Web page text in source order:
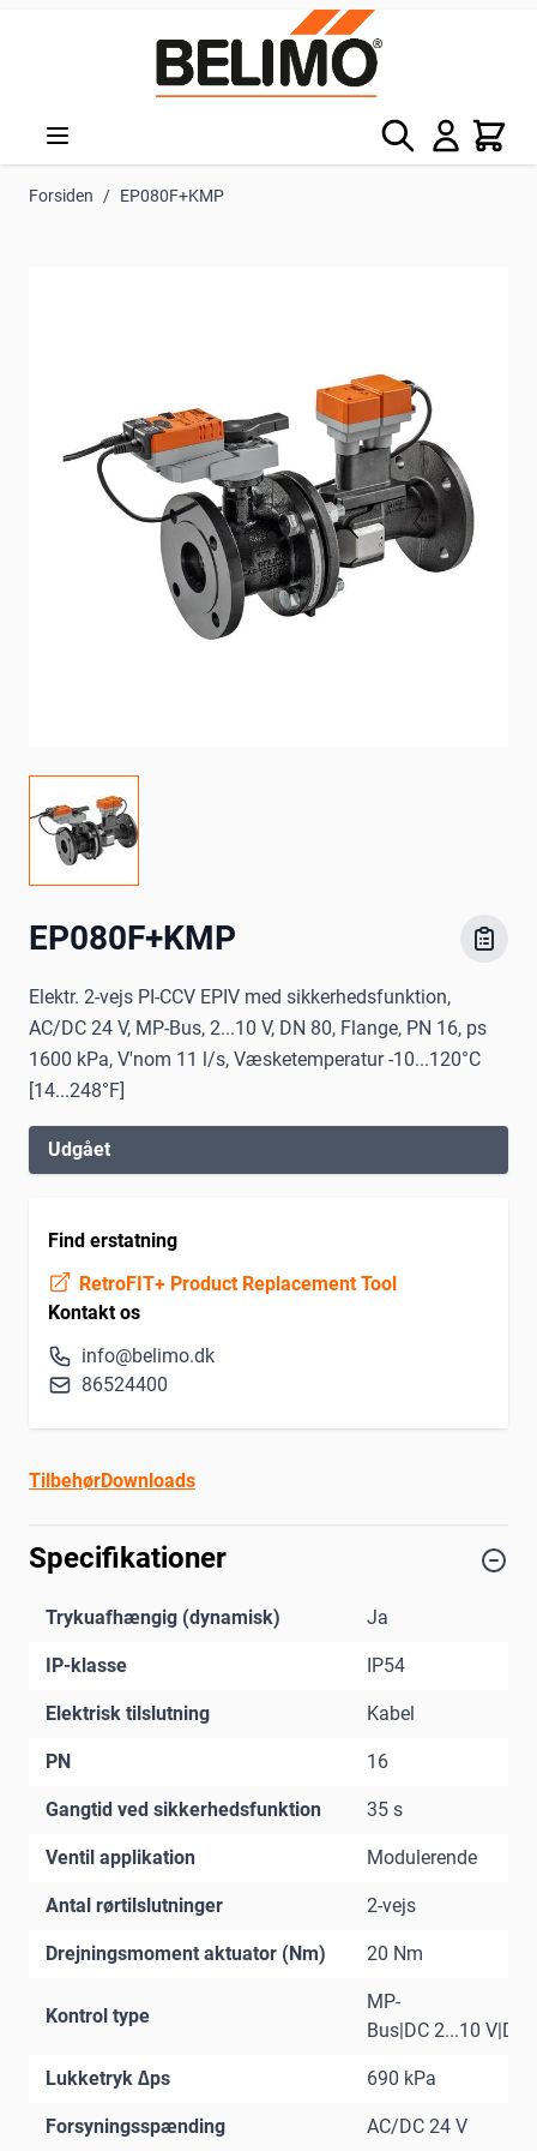
Søg Kurv
Forsiden / EP080F+KMP
EP080F+KMP
Elektr. 2-vejs PI-CCV EPIV med sikkerhedsfunktion,
AC/DC 24 V, MP-Bus, 2...10 V, DN 80, Flange, PN 16, ps
1600 kPa, V'nom 11 l/s, Væsketemperatur -10...120°C
[14...248°F]
Udgået
Find erstatning
RetroFIT+ Product Replacement Tool
Kontakt os
info@belimo.dk
86524400
TilbehørDownloads
Specifikationer
Trykuafhængig (dynamisk) Ja
IP-klasse IP54
Elektrisk tilslutning Kabel
PN 16
Gangtid ved sikkerhedsfunktion 35 s
Ventil applikation Modulerende
Antal rørtilslutninger 2-vejs
Drejningsmoment aktuator (Nm) 20 Nm
Kontrol type
MP-
Bus|DC 2...10 V|DC
Lukketryk ∆ps 690 kPa
Forsyningsspænding AC/DC 24 V